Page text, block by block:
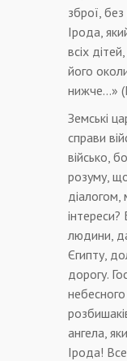
зброї,
Ірода,
всіх
його
нижче…»
Земські
справи
військо,
розуму,
діалогом,
інтереси?
людини,
Єгипту,
дорогу.
ангела,
Ірода!